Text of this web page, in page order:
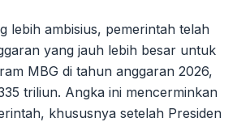
lebih ambisius, pemerintah telah
yang jauh lebih besar untuk
MBG di tahun anggaran 2026,
triliun. Angka ini mencerminkan
khususnya setelah Presiden